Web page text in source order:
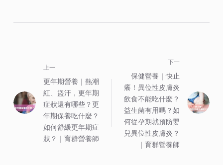
上一
更年期營養｜熱潮
紅、盜汗，更年期
症狀還有哪些？更
年期保養吃什麼？
如何舒緩更年期症
狀？｜育群營養師
下一
保健營養｜快止
癢！異位性皮膚炎
飲食不能吃什麼？
益生菌有用嗎？如
何從孕期就預防嬰
兒異位性皮膚炎？
｜育群營養師